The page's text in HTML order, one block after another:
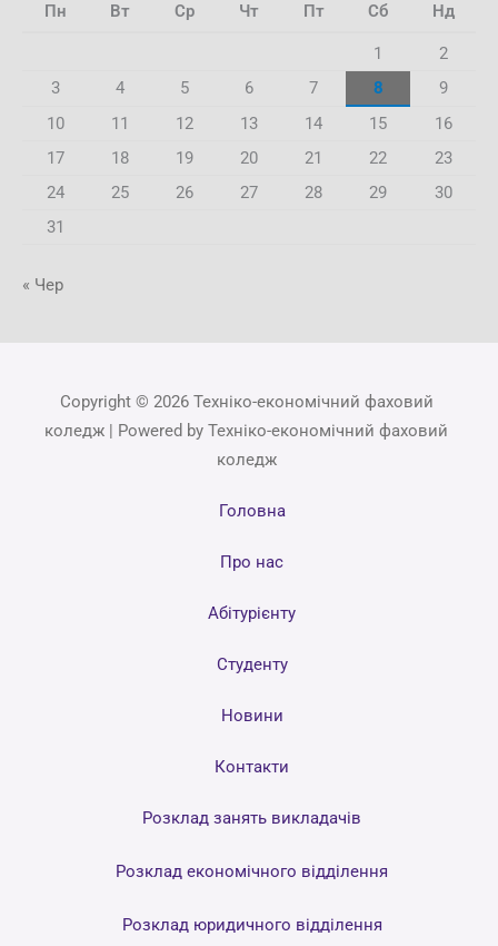
Пн Вт Ср Чт Пт Сб Нд
1
2
3
4 5 6 7 8
9
10
11 12 13 14 15
16
17
18 19 20 21 22
23
24
25 26 27 28 29
30
31
« Чер
Copyright © 2026 Техніко-економічний фаховий
коледж | Powered by Техніко-економічний фаховий
коледж
Головна
Про нас
Абітурієнту
Студенту
Новини
Контакти
Розклад занять викладачів
Розклад економічного відділення
Розклад юридичного відділення